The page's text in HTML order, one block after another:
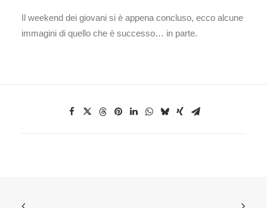
Il weekend dei giovani si è appena concluso, ecco alcune
immagini di quello che è successo… in parte.